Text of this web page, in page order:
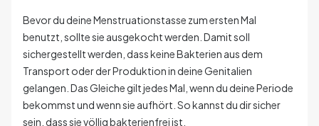
Bevor du deine Menstruationstasse zum ersten Mal
benutzt, sollte sie ausgekocht werden. Damit soll
sichergestellt werden, dass keine Bakterien aus dem
Transport oder der Produktion in deine Genitalien
gelangen. Das Gleiche gilt jedes Mal, wenn du deine Periode
bekommst und wenn sie aufhört. So kannst du dir sicher
sein, dass sie völlig bakterienfrei ist.